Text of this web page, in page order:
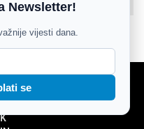
upotrebu
Newsletter!
vijesti dana.
se